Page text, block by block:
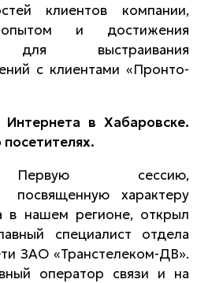
клиентов компании,
и достижения
для выстраивания
с клиентами «Пронто-
в Хабаровске.
Первую сессию,
посвященную характеру
в нашем регионе, открыл
специалист отдела
ЗАО «Транстелеком-ДВ».
оператор связи и на